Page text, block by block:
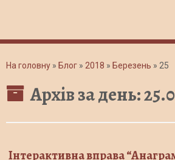
На головну » Блог » 2018 » Березень » 25
Архів за день:
Інтерактивна вправа